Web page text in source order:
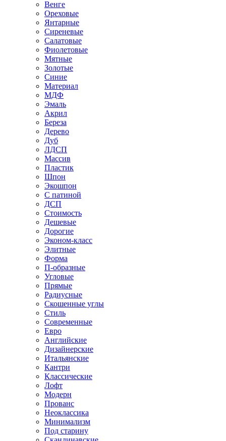
Венге
Ореховые
Янтарные
Сиреневые
Салатовые
Фиолетовые
Мятные
Золотые
Синие
Материал
МДФ
Эмаль
Акрил
Береза
Дерево
Дуб
ЛДСП
Массив
Пластик
Шпон
Экошпон
С патиной
ДСП
Стоимость
Дешевые
Дорогие
Эконом-класс
Элитные
Форма
П-образные
Угловые
Прямые
Радиусные
Скошенные углы
Стиль
Современные
Евро
Английские
Дизайнерские
Итальянские
Кантри
Классические
Лофт
Модерн
Прованс
Неоклассика
Минимализм
Под старину